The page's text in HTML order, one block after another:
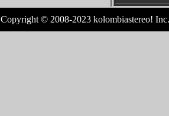
Copyright © 2008-2023 kolombiastereo!